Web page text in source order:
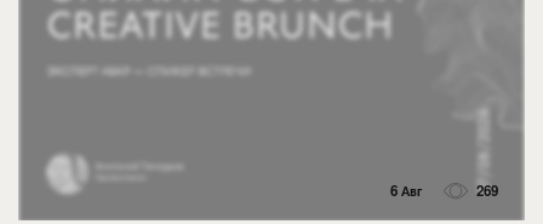
6 Авг 269